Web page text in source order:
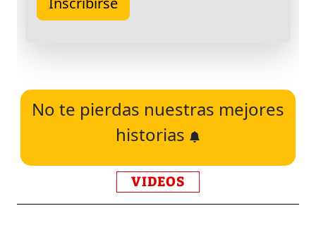
No te pierdas nuestras mejores
historias
VIDEOS